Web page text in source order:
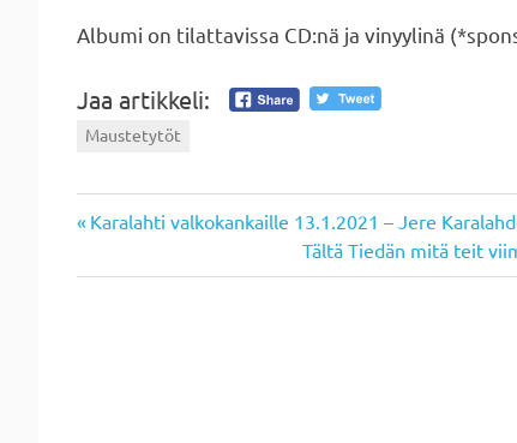
Albumi on tilattavissa CD:nä ja vinyylinä
Jaa artikkeli:
Maustetytöt
Artikkelien
selaus
Previous
Karalahti valkokankaille 13.1.2021 – Jere
Next
Post:
Tältä Tiedän mitä teit